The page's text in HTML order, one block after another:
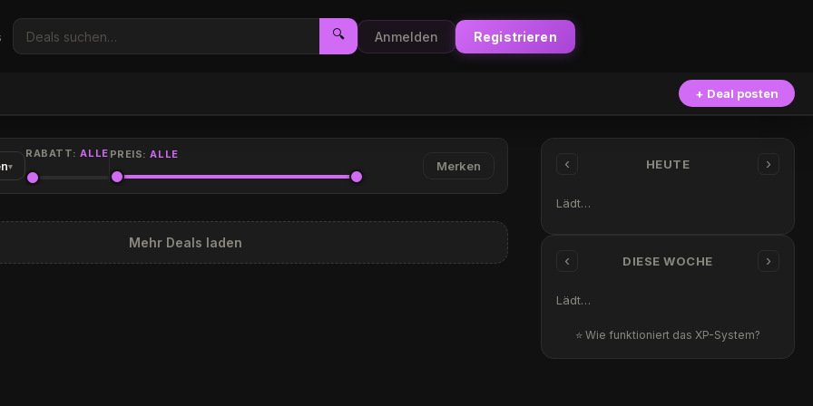
🔍 Anmelden Registrieren
+ Deal posten
▾
RABATT:ALLE PREIS:ALLE
Merken
Mehr Deals laden
‹ HEUTE ›
Lädt…
‹ DIESE WOCHE ›
Lädt…
⭐ Wie funktioniert das XP-System?